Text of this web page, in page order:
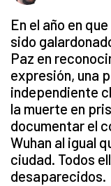
En el año en
sido
Paz en
expresión, una
independiente
la muerte en
documentar el
Wuhan al igual
ciudad. Todos
desaparecidos.